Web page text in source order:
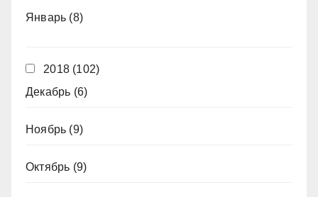
Январь (8)
2018 (102)
Декабрь (6)
Ноябрь (9)
Октябрь (9)